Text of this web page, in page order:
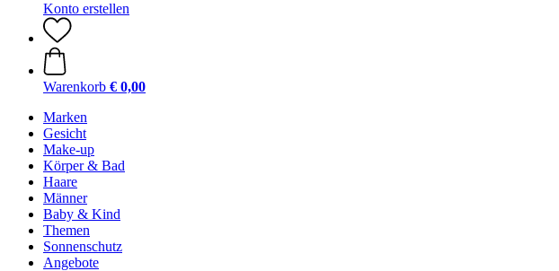
Konto erstellen
Warenkorb € 0,00
Marken
Gesicht
Make-up
Körper & Bad
Haare
Männer
Baby & Kind
Themen
Sonnenschutz
Angebote